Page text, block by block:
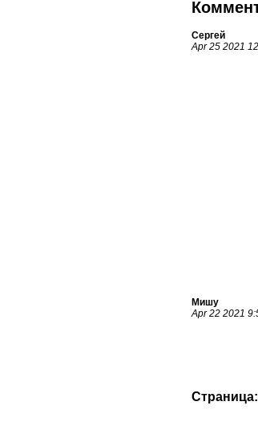
Сергей
Apr 25 2021
Мишу
Apr 22 2021
Страница: